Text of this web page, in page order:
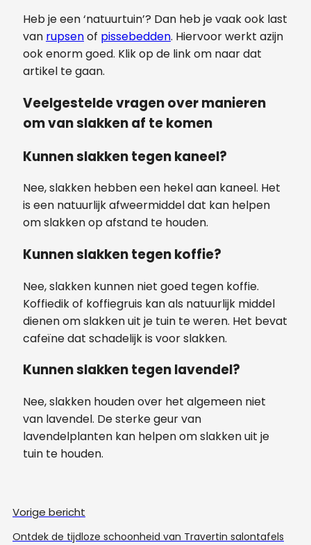
Heb je een ‘natuurtuin’? Dan heb je vaak ook last
van rupsenof pissebedden. Hiervoor werkt azijn
ook enorm goed. Klik op de link om naar dat
artikel te gaan.
Veelgestelde vragen over manieren
om van slakken af te komen
Kunnen slakken tegen kaneel?
Nee, slakken hebben een hekel aan kaneel. Het
is een natuurlijk afweermiddel dat kan helpen
om slakken op afstand te houden.
Kunnen slakken tegen koffie?
Nee, slakken kunnen niet goed tegen koffie.
Koffiedik of koffiegruis kan als natuurlijk middel
dienen om slakken uit je tuin te weren. Het bevat
cafeïne dat schadelijk is voor slakken.
Kunnen slakken tegen lavendel?
Nee, slakken houden over het algemeen niet
van lavendel. De sterke geur van
lavendelplanten kan helpen om slakken uit je
tuin te houden.
Vorige bericht
Ontdek de tijdloze schoonheid van Travertin salontafels